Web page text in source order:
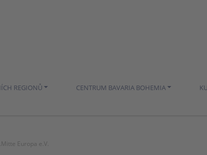
REGIONŮ CENTRUM BAVARIA BOHEMIA
Europa e.V.